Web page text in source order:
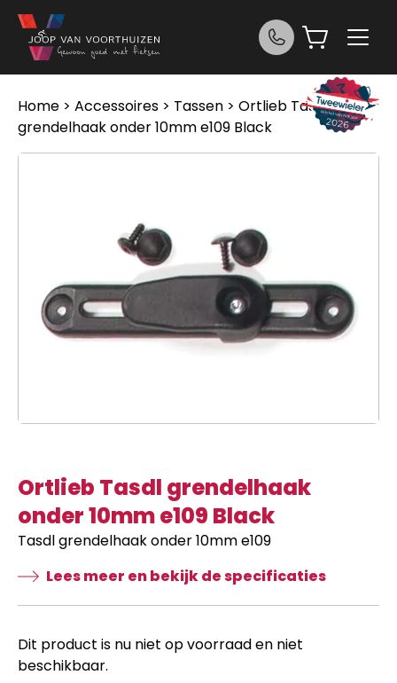
Ga naar de inhoud
Home > Accessoires > Tassen > Ortlieb Tasdl
grendelhaak onder 10mm e109 Black
Ortlieb Tasdl grendelhaak
onder 10mm e109 Black
Tasdl grendelhaak onder 10mm e109
Lees meer en bekijk de specificaties
Dit product is nu niet op voorraad en niet
beschikbaar.